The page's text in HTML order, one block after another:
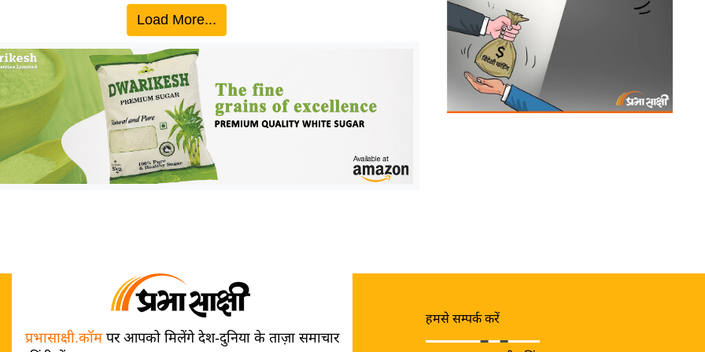
Load More...
प्रभासाक्षी.कॉमपर आपको मिलेंगे देश-दुनिया के ताज़ा समाचार
हमसे सम्पर्क करें